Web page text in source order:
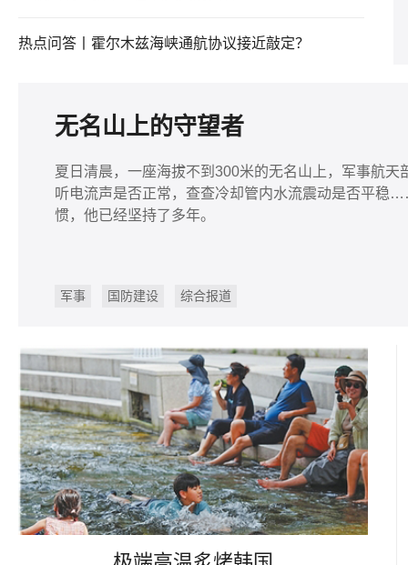
热点问答丨霍尔木兹海峡通航协议接近敲定？
无名山上的守望者
夏日清晨，一座海拔不到300米的无名山上，军事航
听电流声是否正常，查查冷却管内水流震动是否平稳
惯，他已经坚持了多年。
军事 国防建设 综合报道